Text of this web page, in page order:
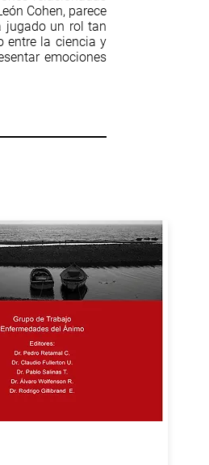
Cohen, parece
jugado un rol tan
entre la ciencia y
emociones